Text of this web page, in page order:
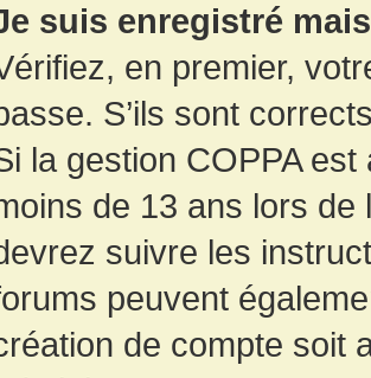
suis enregistré
en premier,
S’ils sont
la gestion COPPA
de 13 ans lors de
suivre les
peuvent
de compte soit